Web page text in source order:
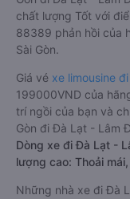
chất lượng Tốt với
88389 phản hồi của
Sài Gòn.
Giá vé xe limousine
199000VND của
trí ngồi của bạn và
Gòn đi Đà Lạt - Lâm
Dòng xe đi Đà Lạt -
lượng cao: Thoải
Những nhà xe đi Đà